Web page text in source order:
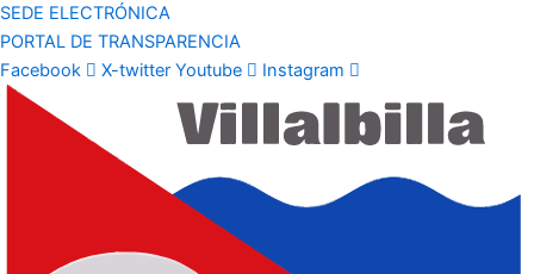
SEDE ELECTRÓNICA
PORTAL DE TRANSPARENCIA
Facebook
X-twitter Youtube Instagram